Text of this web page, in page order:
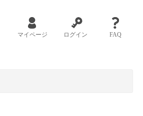
マイページ ログイン FAQ